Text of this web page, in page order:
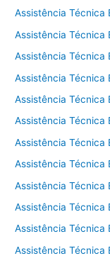
Assistência Técnica
Assistência Técnica
Assistência Técnica
Assistência Técnica
Assistência Técnica
Assistência Técnica
Assistência Técnica
Assistência Técnica
Assistência Técnica
Assistência Técnica
Assistência Técnica
Assistência Técnica